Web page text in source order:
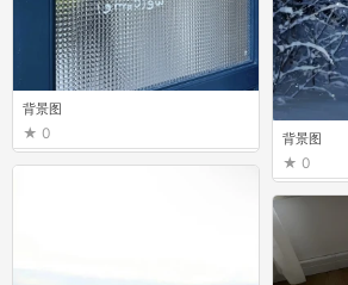
背景图
0 背景图
0